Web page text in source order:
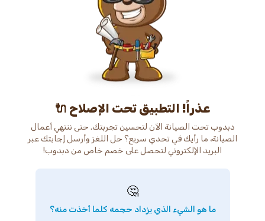
عذراً! التطبيق تحت الإصلاح 🔌
دبدوب تحت الصيانة الآن لتحسين تجربتك. حتى ننتهي أعمال
الصيانة، ما رأيك في تحدي سريع؟ حل اللغز وأرسل إجابتك عبر
البريد الإلكتروني لتحصل على خصم خاص من دبدوب!
🤔
ما هو الشيء الذي يزداد حجمه كلما أخذت منه؟